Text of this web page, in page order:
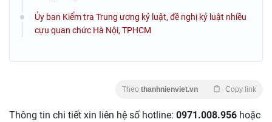
Ủy ban Kiểm tra Trung ương kỷ luật, đề nghị kỷ luật nhiều
cựu quan chức Hà Nội, TPHCM
Theo thanhnienviet.vn Copy link
Thông tin chi tiết xin liên hệ số hotline: 0971.008.956 hoặc